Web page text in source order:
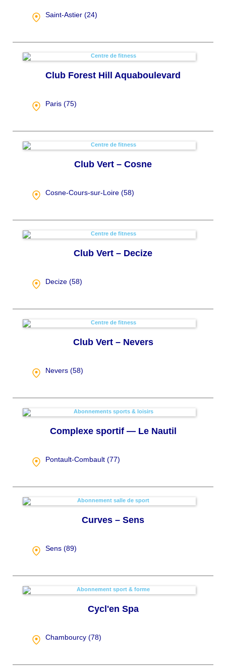
Saint-Astier (24)
Club Forest Hill Aquaboulevard
Paris (75)
Club Vert – Cosne
Cosne-Cours-sur-Loire (58)
Club Vert – Decize
Decize (58)
Club Vert – Nevers
Nevers (58)
Complexe sportif — Le Nautil
Pontault-Combault (77)
Curves – Sens
Sens (89)
Cycl'en Spa
Chambourcy (78)